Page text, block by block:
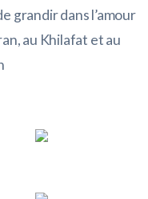
grandir dans l’amour
au Khilafat et au